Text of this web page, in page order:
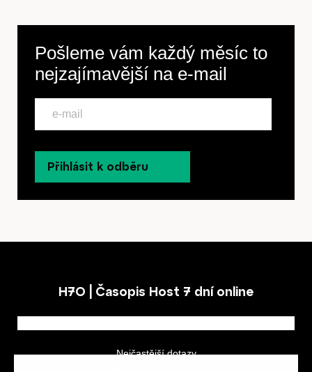
Pošleme vám každý měsíc to
nejzajímavější na e-mail
Přihlásit k odběru
H7O | Časopis Host 7 dní online
Nejčastější dotazy